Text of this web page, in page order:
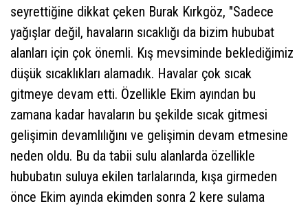
seyrettiğine dikkat çeken Burak Kırkgöz, "Sadece
yağışlar değil, havaların sıcaklığı da bizim hububat
alanları için çok önemli. Kış mevsiminde beklediğimiz
düşük sıcaklıkları alamadık. Havalar çok sıcak
gitmeye devam etti. Özellikle Ekim ayından bu
zamana kadar havaların bu şekilde sıcak gitmesi
gelişimin devamlılığını ve gelişimin devam etmesine
neden oldu. Bu da tabii sulu alanlarda özellikle
hububatın suluya ekilen tarlalarında, kışa girmeden
önce Ekim ayında ekimden sonra 2 kere sulama